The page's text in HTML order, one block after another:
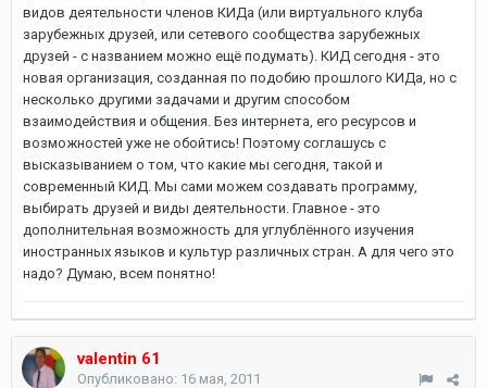
видов деятельности членов КИДа (или виртуального клуба
зарубежных друзей, или сетевого сообщества зарубежных
друзей - с названием можно ещё подумать). КИД сегодня - это
новая организация, созданная по подобию прошлого КИДа, но с
несколько другими задачами и другим способом
взаимодействия и общения. Без интернета, его ресурсов и
возможностей уже не обойтись! Поэтому соглашусь с
высказыванием о том, что какие мы сегодня, такой и
современный КИД. Мы сами можем создавать программу,
выбирать друзей и виды деятельности. Главное - это
дополнительная возможность для углублённого изучения
иностранных языков и культур различных стран. А для чего это
надо? Думаю, всем понятно!
valentin 61
Опубликовано: 16 мая, 2011